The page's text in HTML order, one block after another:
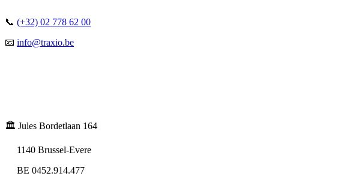
📞 (+32) 02 778 62 00
📧 info@traxio.be
🏛️ Jules Bordetlaan 164
1140 Brussel-Evere
BE 0452.914.477